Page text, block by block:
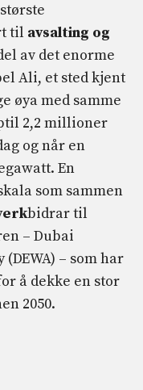
til avsalting og
av det enorme
Ali, et sted kjent
øya med samme
2,2 millioner
og når en
En
som sammen
bidrar til
– Dubai
– som har
å dekke en stor
2050.